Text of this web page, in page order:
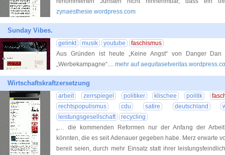
zynaesthesie.wordpress.com
Sunday Vibes.
gelinkt musik youtube
faschismus
Aus Gründen ist heute „Keine Angst“ von Danger
„Werbekampagne“.... mehr auf
Wirtschaftskraftzersetzung
arbeit zerrspiegel politiker klischee politik
rechtspopulismus
cdu satire deutschland
leistungsgesellschaft
recycling
„… die kommenden Reformen nur der Anfang der
könnten, die es seit Adenauer gegeben habe. Merz erwarte
bereit seien, durch mehr Einsatz statt ihrer